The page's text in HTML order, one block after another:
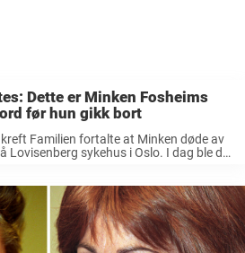
Dette er Minken Fosheims
før hun gikk bort
Familien fortalte at Minken døde av
Lovisenberg sykehus i Oslo. I dag ble det